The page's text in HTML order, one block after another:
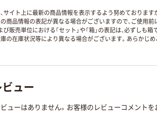
サイト上に最新の商品情報を表示するよう努めております
商品情報の表記が異なる場合がございますので、ご使用
び販売単位における「セット」や「箱」の表記は、必ずしも
の在庫状況等により異なる場合がございます。あらかじめ
ュー
ューはありません。お客様のレビューコメントを